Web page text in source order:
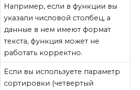
Например, если в функции вы
указали числовой столбец, а
данные в нем имеют формат
текста, функция может не
работать корректно.
Если вы используете параметр
сортировки (четвертый